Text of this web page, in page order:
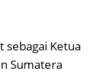
sebagai Ketua
Sumatera